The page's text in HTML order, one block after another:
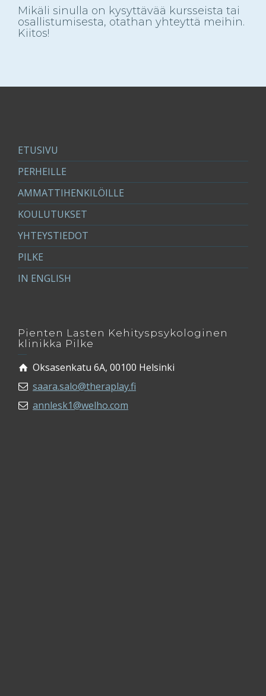
Mikäli sinulla on kysyttävää kursseista tai
osallistumisesta, otathan yhteyttä meihin.
Kiitos!
ETUSIVU
PERHEILLE
AMMATTIHENKILÖILLE
KOULUTUKSET
YHTEYSTIEDOT
PILKE
IN ENGLISH
Pienten Lasten Kehityspsykologinen
klinikka Pilke
Oksasenkatu 6A, 00100 Helsinki
saara.salo@theraplay.fi
annlesk1@welho.com